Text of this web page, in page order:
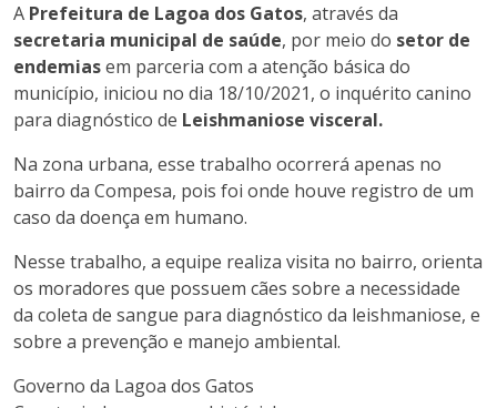
A Prefeitura de Lagoa dos Gatos, através da
secretaria municipal de saúde, por meio do setor de
endemiasem parceria com a atenção básica do
município, iniciou no dia 18/10/2021, o inquérito canino
para diagnóstico de Leishmaniose visceral.
Na zona urbana, esse trabalho ocorrerá apenas no
bairro da Compesa, pois foi onde houve registro de um
caso da doença em humano.
Nesse trabalho, a equipe realiza visita no bairro, orienta
os moradores que possuem cães sobre a necessidade
da coleta de sangue para diagnóstico da leishmaniose, e
sobre a prevenção e manejo ambiental.
Governo da Lagoa dos Gatos